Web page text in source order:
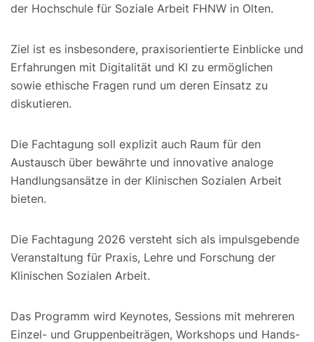
der Hochschule für Soziale Arbeit FHNW in Olten.
Ziel ist es insbesondere, praxisorientierte Einblicke und
Erfahrungen mit Digitalität und KI zu ermöglichen
sowie ethische Fragen rund um deren Einsatz zu
diskutieren.
Die Fachtagung soll explizit auch Raum für den
Austausch über bewährte und innovative analoge
Handlungsansätze in der Klinischen Sozialen Arbeit
bieten.
Die Fachtagung 2026 versteht sich als impulsgebende
Veranstaltung für Praxis, Lehre und Forschung der
Klinischen Sozialen Arbeit.
Das Programm wird Keynotes, Sessions mit mehreren
Einzel- und Gruppenbeiträgen, Workshops und Hands-